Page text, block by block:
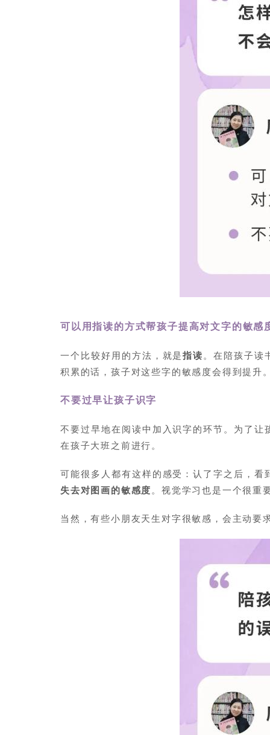
可以用指读的方式帮孩子提高对文字的敏感
一个比较好用的方法，就是指读 。在陪孩子读
积累的话，孩子对这些字的敏感度会得到提升
不要过早让孩子识字
不要过早地在阅读中加入识字的环节。为了
在孩子大班之前进行。
可能很多人都有这样的感受：认了字之后，
失去对图画的敏感度 。视觉学习也是一个很重
当然，有些小朋友天生对字很敏感，会主动要